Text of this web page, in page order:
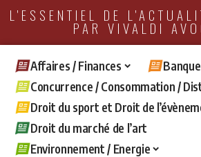
L'ESSENTIEL DE
PAR VIVALDI
Affaires / Finances
Concurrence / Consommation /
Droit du sport et Droit de
Droit du marché de l’art
Environnement / Energie